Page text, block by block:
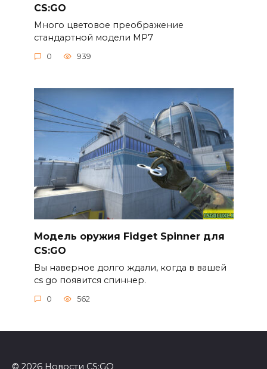
CS:GO
Много цветовое преображение
стандартной модели MP7
0 939
Модель оружия Fidget Spinner для
CS:GO
Вы наверное долго ждали, когда в вашей
cs go появится спиннер.
0 562
© 2026 Новости CS:GO